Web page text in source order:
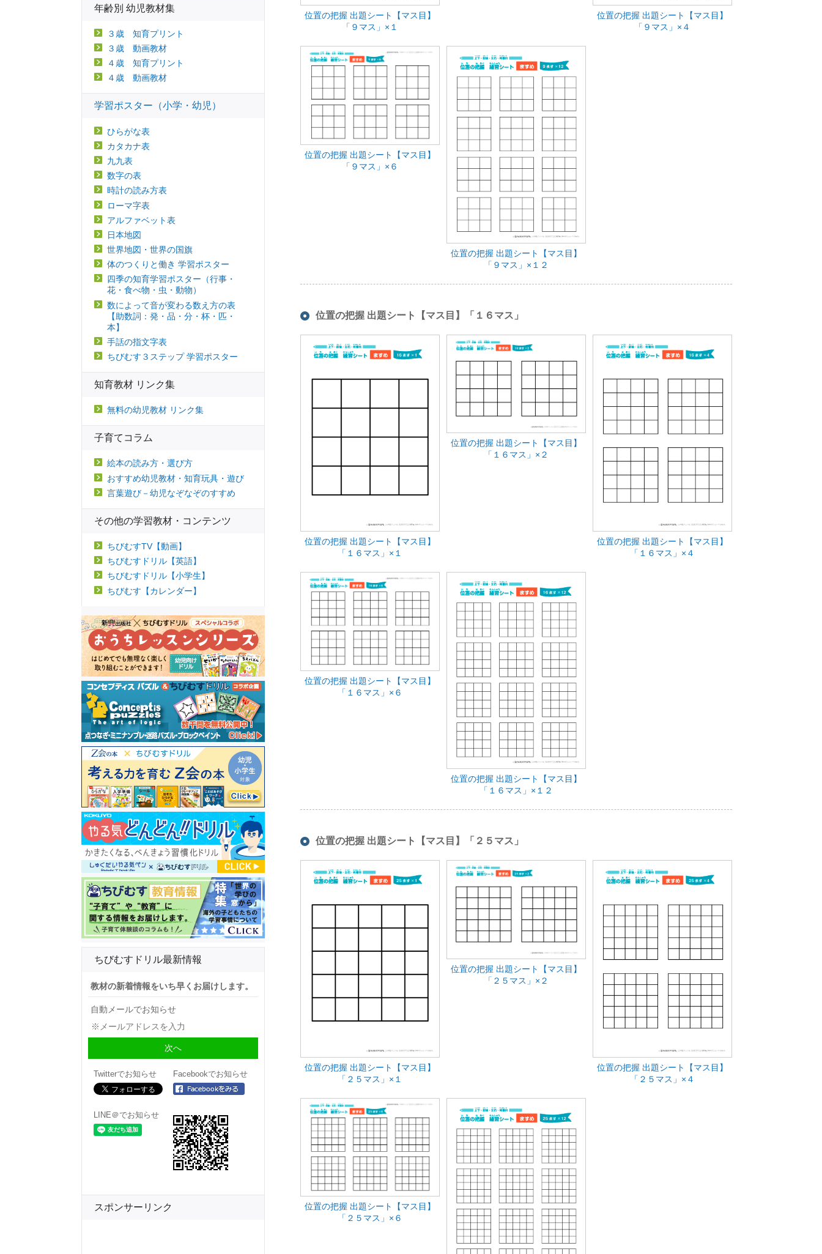
位置の把握 出題シート【マス目】
「９マス」×１
位置の把握 出題シート【マス目】
「９マス」×４
位置の把握 出題シート【マス目】
「９マス」×６
位置の把握 出題シート【マス目】
「９マス」×１２
位置の把握 出題シート【マス目】「１６マス」
位置の把握 出題シート【マス目】
「１６マス」×１
位置の把握 出題シート【マス目】
「１６マス」×２
位置の把握 出題シート【マス目】
「１６マス」×４
位置の把握 出題シート【マス目】
「１６マス」×６
位置の把握 出題シート【マス目】
「１６マス」×１２
位置の把握 出題シート【マス目】「２５マス」
位置の把握 出題シート【マス目】
「２５マス」×１
位置の把握 出題シート【マス目】
「２５マス」×２
位置の把握 出題シート【マス目】
「２５マス」×４
位置の把握 出題シート【マス目】
「２５マス」×６
年齢別 幼児教材集
３歳 知育プリント
３歳 動画教材
４歳 知育プリント
４歳 動画教材
学習ポスター（小学・幼児）
ひらがな表
カタカナ表
九九表
数字の表
時計の読み方表
ローマ字表
アルファベット表
日本地図
世界地図・世界の国旗
体のつくりと働き 学習ポスター
四季の知育学習ポスター（行事・
花・食べ物・虫・動物）
数によって音が変わる数え方の表
【助数詞：発・品・分・杯・匹・
本】
手話の指文字表
ちびむす３ステップ 学習ポスター
知育教材 リンク集
無料の幼児教材 リンク集
子育てコラム
絵本の読み方・選び方
おすすめ幼児教材・知育玩具・遊び
言葉遊び－幼児なぞなぞのすすめ
その他の学習教材・コンテンツ
ちびむすTV【動画】
ちびむすドリル【英語】
ちびむすドリル【小学生】
ちびむす【カレンダー】
ちびむすドリル最新情報
教材の新着情報をいち早くお届けします。
自動メールでお知らせ
Twitterでお知らせ Facebookでお知らせ
LINE＠でお知らせ
スポンサーリンク